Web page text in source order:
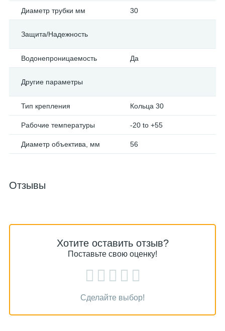
Диаметр трубки мм 30
Защита/Надежность
Водонепроницаемость Да
Другие параметры
Тип крепления Кольца 30
Рабочие температуры -20 to +55
Диаметр объектива, мм 56
Отзывы
Хотите оставить отзыв?
Поставьте свою оценку!
Сделайте выбор!